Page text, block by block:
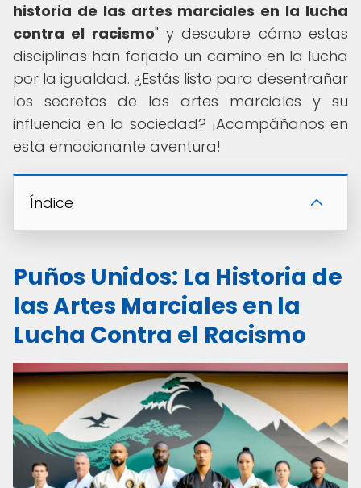
historia de las artes marciales en la lucha
contra el racismo" y descubre cómo estas
disciplinas han forjado un camino en la lucha
por la igualdad. ¿Estás listo para desentrañar
los secretos de las artes marciales y su
influencia en la sociedad? ¡Acompáñanos en
esta emocionante aventura!
Índice
Puños Unidos: La Historia de
las Artes Marciales en la
Lucha Contra el Racismo